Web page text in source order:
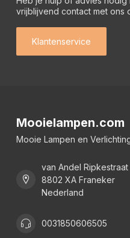
vrijblijvend contact met ons
Klantenservice
Mooielampen.com
Mooie Lampen en
van Andel Ripkestraat
8802 XA Franeker
Nederland
0031850606505